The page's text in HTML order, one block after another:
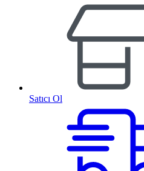
Satıcı Ol